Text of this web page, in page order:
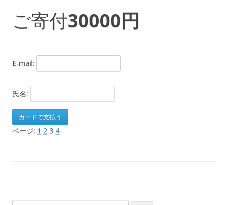
ご寄付30000円
E-mail:
氏名:
ページ: 1 2 3 4